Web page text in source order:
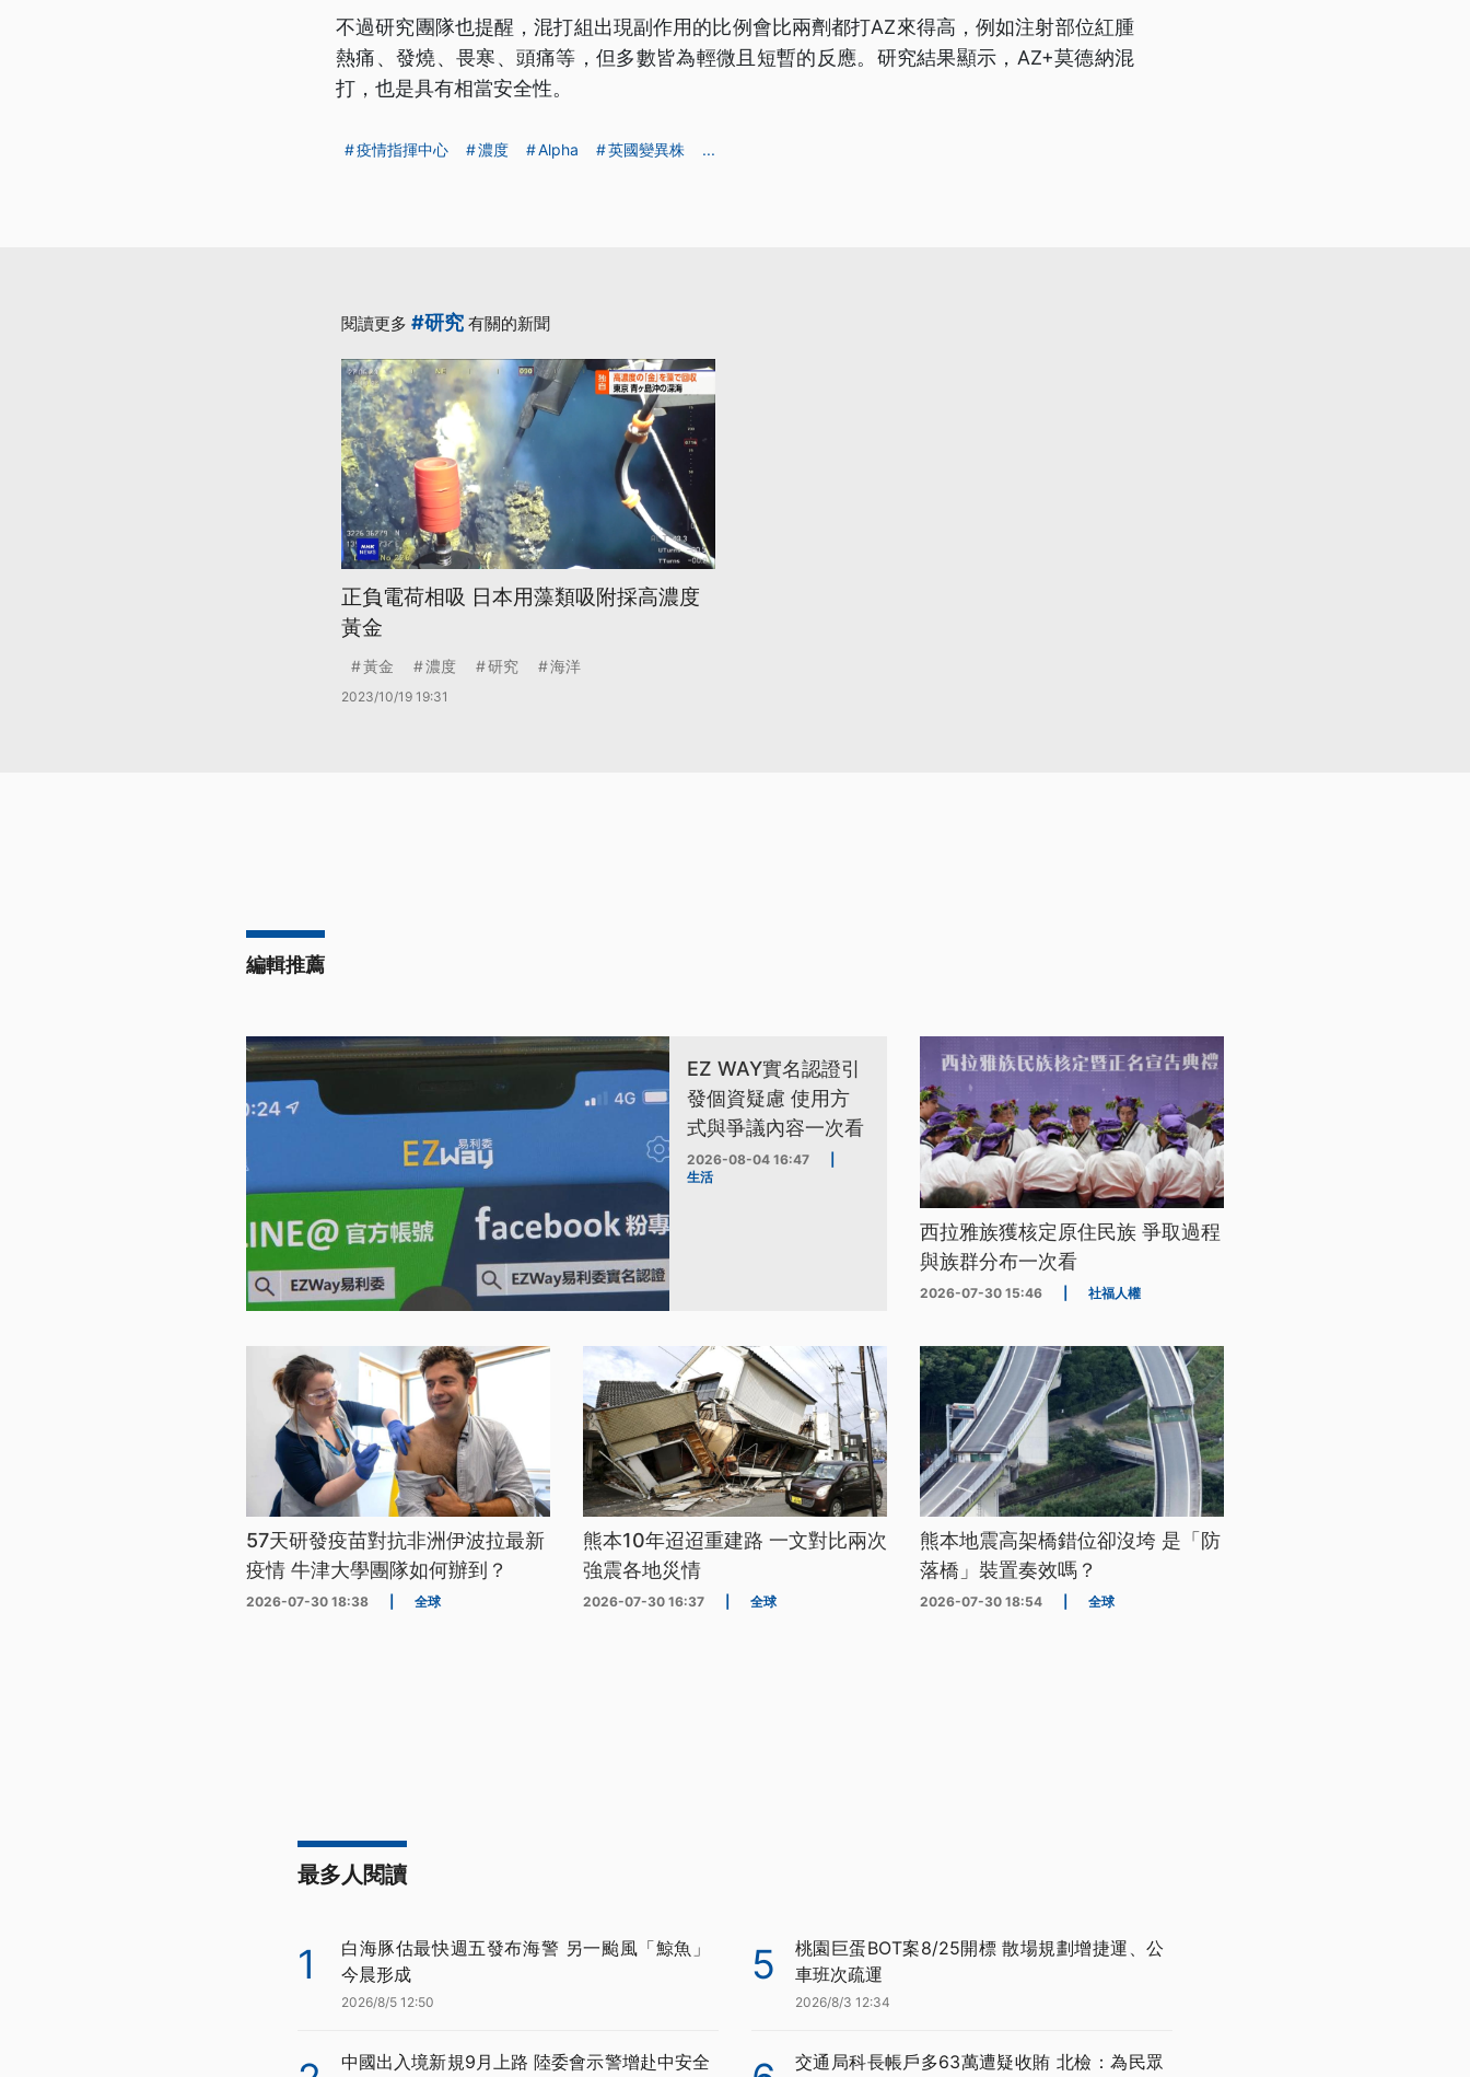
不過研究團隊也提醒，混打組出現副作用的比例會比兩劑都打AZ來得高，例如注射部位紅腫
熱痛、發燒、畏寒、頭痛等，但多數皆為輕微且短暫的反應。研究結果顯示，AZ+莫德納混
打，也是具有相當安全性。
疫情指揮中心 濃度 Alpha 英國變異株 ...
閱讀更多 #研究 有關的新聞
正負電荷相吸 日本用藻類吸附採高濃度
黃金
黃金 濃度 研究 海洋
2023/10/19 19:31
編輯推薦
EZ WAY實名認證引
發個資疑慮 使用方
式與爭議內容一次看
2026-08-04 16:47
生活
西拉雅族獲核定原住民族 爭取過程
與族群分布一次看
2026-07-30 15:46 社福人權
57天研發疫苗對抗非洲伊波拉最新
疫情 牛津大學團隊如何辦到？
2026-07-30 18:38 全球
熊本10年迢迢重建路 一文對比兩次
強震各地災情
2026-07-30 16:37 全球
熊本地震高架橋錯位卻沒垮 是「防
落橋」裝置奏效嗎？
2026-07-30 18:54 全球
最多人閱讀
1
白海豚估最快週五發布海警 另一颱風「鯨魚」
今晨形成
2026/8/5 12:50
中國出入境新規9月上路 陸委會示警增赴中安全
5
桃園巨蛋BOT案8/25開標 散場規劃增捷運、公
車班次疏運
2026/8/3 12:34
交通局科長帳戶多63萬遭疑收賄 北檢：為民眾